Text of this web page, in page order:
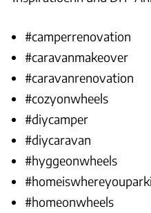
#camperrenovation
#caravanmakeover
#caravanrenovation
#cozyonwheels
#diycamper
#diycaravan
#hyggeonwheels
#homeonwheels